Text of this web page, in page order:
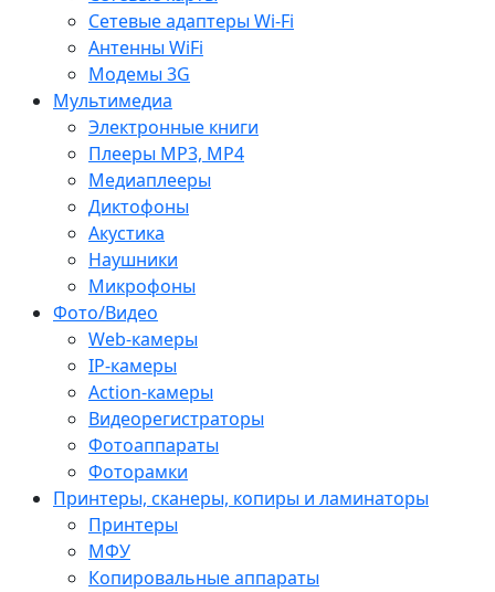
Сетевые адаптеры Wi-Fi
Антенны WiFi
Модемы 3G
Мультимедиа
Электронные книги
Плееры MP3, MP4
Медиаплееры
Диктофоны
Акустика
Наушники
Микрофоны
Фото/Видео
Web-камеры
IP-камеры
Action-камеры
Видеорегистраторы
Фотоаппараты
Фоторамки
Принтеры, сканеры, копиры и ламинаторы
Принтеры
МФУ
Копировальные аппараты